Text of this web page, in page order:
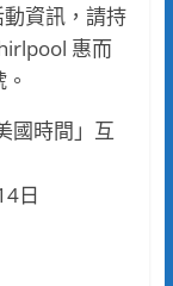
資訊，請持
惠而
國時間」互
日